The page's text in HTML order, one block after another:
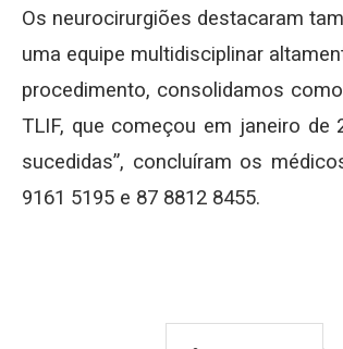
Os neurocirurgiões destacaram
uma equipe multidisciplinar
procedimento, consolidamos
TLIF, que começou em janeiro de
sucedidas”, concluíram os
9161 5195 e 87 8812 8455.